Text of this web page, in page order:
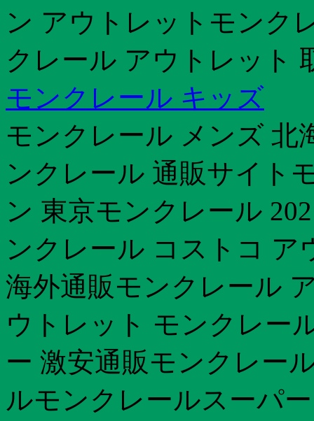
ン アウトレットモンク
クレール アウトレット
モンクレール キッズ
モンクレール メンズ 北
ンクレール 通販サイト
ン 東京モンクレール
ンクレール コストコ ア
海外通販モンクレール
ウトレット モンクレー
ー 激安通販 モンクレー
ルモンクレールスーパ